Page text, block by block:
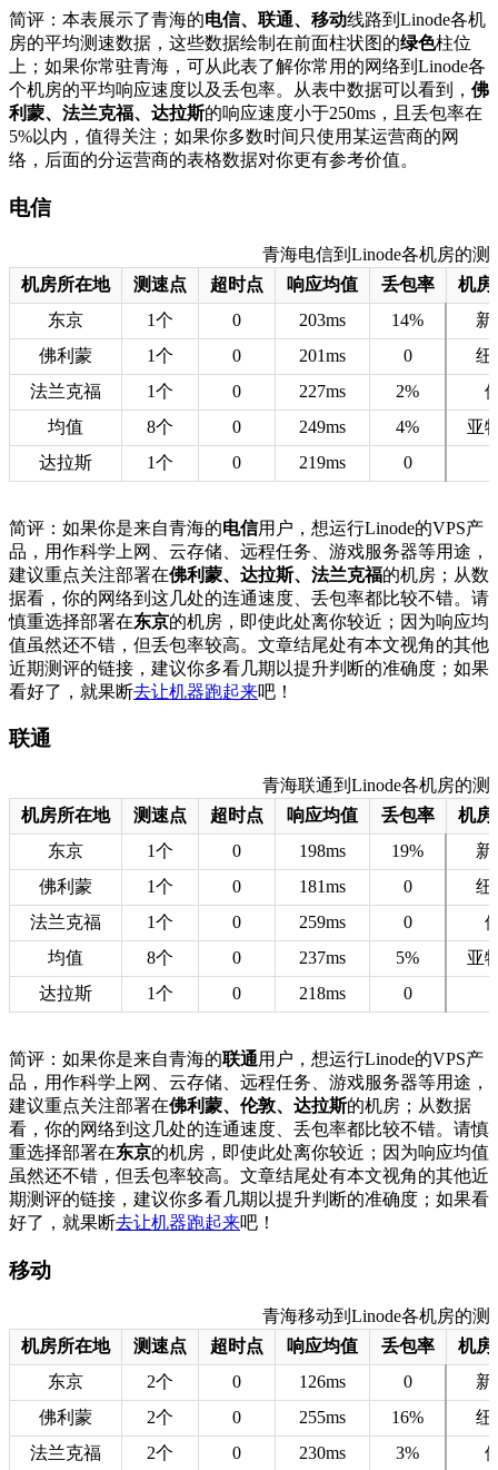
简评：本表展示了青海的电信、联通、移动线路到Linode各机
房的平均测速数据，这些数据绘制在前面柱状图的绿色柱位
上；如果你常驻青海，可从此表了解你常用的网络到Linode各
个机房的平均响应速度以及丢包率。从表中数据可以看到， 佛
利蒙、法兰克福、达拉斯的响应速度小于250ms，且丢包率在
5%以内，值得关注；如果你多数时间只使用某运营商的网
络，后面的分运营商的表格数据对你更有参考价值。
电信
青海电信到Linode各机房的测
机房所在地
测速点 超时点 响应均值 丢包率
机房
东京
1个 0 203ms 14%
新
佛利蒙
1个 0 201ms 0
纽
法兰克福
1个 0 227ms 2%
均值
8个 0 249ms 4%
亚
达拉斯
1个 0 219ms 0
简评：如果你是来自青海的电信用户，想运行Linode的VPS产
品，用作科学上网、云存储、远程任务、游戏服务器等用途，
建议重点关注部署在佛利蒙、达拉斯、法兰克福的机房；从数
据看，你的网络到这几处的连通速度、丢包率都比较不错。请
慎重选择部署在东京的机房，即使此处离你较近；因为响应均
值虽然还不错，但丢包率较高。文章结尾处有本文视角的其他
近期测评的链接，建议你多看几期以提升判断的准确度；如果
看好了，就果断去让机器跑起来吧！
联通
青海联通到Linode各机房的测
机房所在地
测速点 超时点 响应均值 丢包率
机房
东京
1个 0 198ms 19%
新
佛利蒙
1个 0 181ms 0
纽
法兰克福
1个 0 259ms 0
均值
8个 0 237ms 5%
亚
达拉斯
1个 0 218ms 0
简评：如果你是来自青海的联通用户，想运行Linode的VPS产
品，用作科学上网、云存储、远程任务、游戏服务器等用途，
建议重点关注部署在佛利蒙、伦敦、达拉斯的机房；从数据
看，你的网络到这几处的连通速度、丢包率都比较不错。请慎
重选择部署在东京的机房，即使此处离你较近；因为响应均值
虽然还不错，但丢包率较高。文章结尾处有本文视角的其他近
期测评的链接，建议你多看几期以提升判断的准确度；如果看
好了，就果断去让机器跑起来吧！
移动
青海移动到Linode各机房的测
机房所在地
测速点 超时点 响应均值 丢包率
机房
东京
2个 0 126ms 0
新
佛利蒙
2个 0 255ms 16%
纽
法兰克福
2个 0 230ms 3%